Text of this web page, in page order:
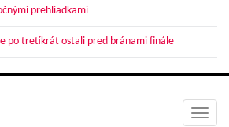
prehliadkami
po tretíkrát ostali pred bránami finále